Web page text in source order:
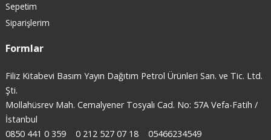
Sepetim
Siparişlerim
Formlar
Filiz Kitabevi Basım Yayın Dağıtım Petrol Ürünleri San. ve Tic. Ltd.
Şti.
Mollahüsrev Mah. Cemalyener Tosyalı Cad. No: 57A Vefa-Fatih /
İstanbul
0850 441 0 359
0 212 527 07 18 05466234549